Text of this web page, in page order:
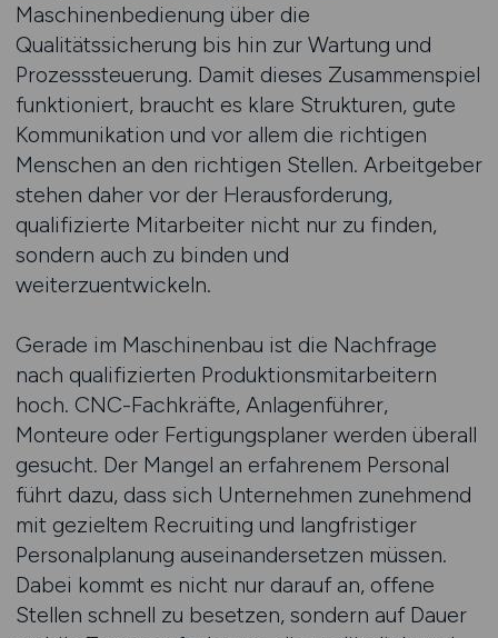
Maschinenbedienung über die
Qualitätssicherung bis hin zur Wartung und
Prozesssteuerung. Damit dieses Zusammenspiel
funktioniert, braucht es klare Strukturen, gute
Kommunikation und vor allem die richtigen
Menschen an den richtigen Stellen. Arbeitgeber
stehen daher vor der Herausforderung,
qualifizierte Mitarbeiter nicht nur zu finden,
sondern auch zu binden und
weiterzuentwickeln.
Gerade im Maschinenbau ist die Nachfrage
nach qualifizierten Produktionsmitarbeitern
hoch. CNC-Fachkräfte, Anlagenführer,
Monteure oder Fertigungsplaner werden überall
gesucht. Der Mangel an erfahrenem Personal
führt dazu, dass sich Unternehmen zunehmend
mit gezieltem Recruiting und langfristiger
Personalplanung auseinandersetzen müssen.
Dabei kommt es nicht nur darauf an, offene
Stellen schnell zu besetzen, sondern auf Dauer